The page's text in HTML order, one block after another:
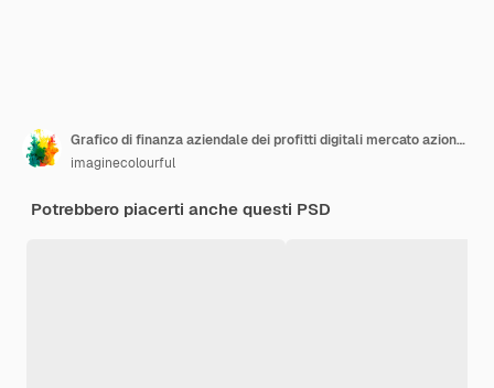
Grafico di finanza aziendale dei profitti digitali mercato azionario globale e investimenti
imaginecolourful
Potrebbero piacerti anche questi PSD